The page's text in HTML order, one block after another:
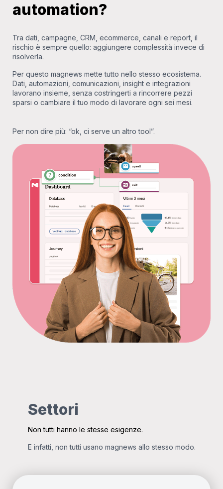
automation?
Tra dati, campagne, CRM, ecommerce, canali e report, il
rischio è sempre quello: aggiungere complessità invece di
risolverla.
Per questo magnews mette tutto nello stesso ecosistema.
Dati, automazioni, comunicazioni, insight e integrazioni
lavorano insieme, senza costringerti a rincorrere pezzi
sparsi o cambiare il tuo modo di lavorare ogni sei mesi.
Per non dire più: “ok, ci serve un altro tool”.
Settori
Non tutti hanno le stesse esigenze.
E infatti, non tutti usano magnews allo stesso modo.